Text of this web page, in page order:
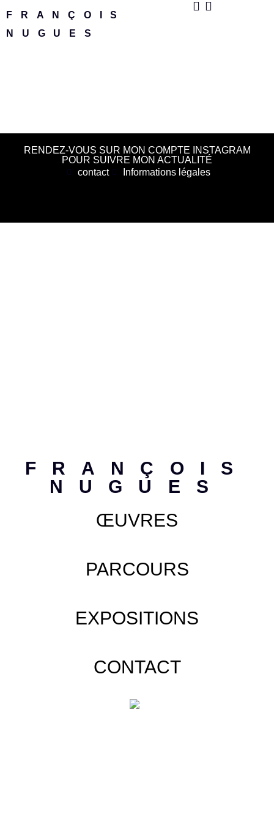
FRANÇOIS
NUGUES
RENDEZ-VOUS SUR MON COMPTE INSTAGRAM
POUR SUIVRE MON ACTUALITÉ
contact
Informations légales
FRANÇOIS
NUGUES
ŒUVRES
PARCOURS
EXPOSITIONS
CONTACT